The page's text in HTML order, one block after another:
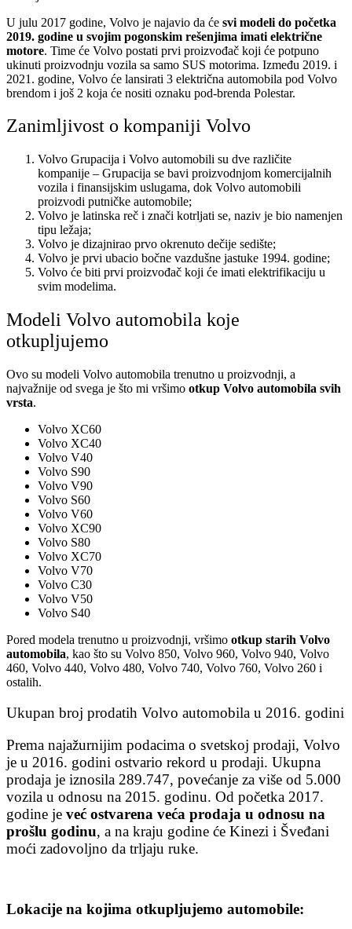
U julu 2017 godine, Volvo je najavio da će svi modeli do početka
2019. godine u svojim pogonskim rešenjima imati električne
motore. Time će Volvo postati prvi proizvođač koji će potpuno
ukinuti proizvodnju vozila sa samo SUS motorima. Između 2019. i
2021. godine, Volvo će lansirati 3 električna automobila pod Volvo
brendom i još 2 koja će nositi oznaku pod-brenda Polestar.
Zanimljivost o kompaniji Volvo
Volvo Grupacija i Volvo automobili su dve različite
kompanije – Grupacija se bavi proizvodnjom komercijalnih
vozila i finansijskim uslugama, dok Volvo automobili
proizvodi putničke automobile;
Volvo je latinska reč i znači kotrljati se, naziv je bio namenjen
tipu ležaja;
Volvo je dizajnirao prvo okrenuto dečije sedište;
Volvo je prvi ubacio bočne vazdušne jastuke 1994. godine;
Volvo će biti prvi proizvođač koji će imati elektrifikaciju u
svim modelima.
Modeli Volvo automobila koje
otkupljujemo
Ovo su modeli Volvo automobila trenutno u proizvodnji, a
najvažnije od svega je što mi vršimo otkup Volvo automobila svih
vrsta.
Volvo XC60
Volvo XC40
Volvo V40
Volvo S90
Volvo V90
Volvo S60
Volvo V60
Volvo XC90
Volvo S80
Volvo XC70
Volvo V70
Volvo C30
Volvo V50
Volvo S40
Pored modela trenutno u proizvodnji, vršimo otkup starih Volvo
automobila, kao što su Volvo 850, Volvo 960, Volvo 940, Volvo
460, Volvo 440, Volvo 480, Volvo 740, Volvo 760, Volvo 260 i
ostalih.
Ukupan broj prodatih Volvo automobila u 2016. godini
Prema najažurnijim podacima o svetskoj prodaji, Volvo
je u 2016. godini ostvario rekord u prodaji. Ukupna
prodaja je iznosila 289.747, povećanje za više od 5.000
vozila u odnosu na 2015. godinu. Od početka 2017.
godine je već ostvarena veća prodaja u odnosu na
prošlu godinu, a na kraju godine će Kinezi i Šveđani
moći zadovoljno da trljaju ruke.
Lokacije na kojima otkupljujemo automobile: